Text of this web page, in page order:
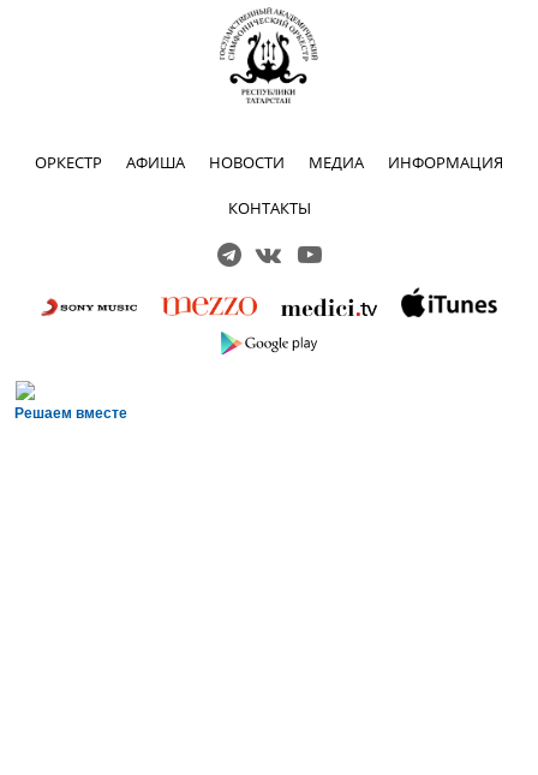
ОРКЕСТР АФИША НОВОСТИ МЕДИА ИНФОРМАЦИЯ
КОНТАКТЫ
Решаем вместе